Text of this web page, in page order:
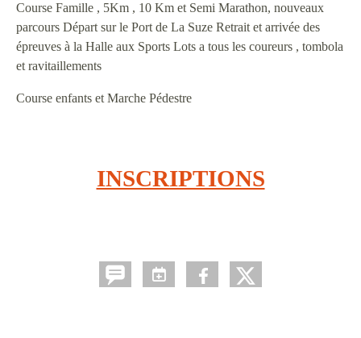
Course Famille , 5Km , 10 Km et Semi Marathon, nouveaux
parcours Départ sur le Port de La Suze Retrait et arrivée des
épreuves à la Halle aux Sports Lots a tous les coureurs , tombola
et ravitaillements
Course enfants et Marche Pédestre
INSCRIPTIONS